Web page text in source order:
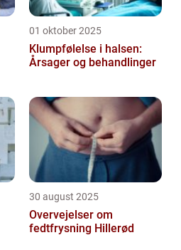
01 oktober 2025
Klumpfølelse i halsen:
Årsager og behandlinger
30 august 2025
Overvejelser om
fedtfrysning Hillerød